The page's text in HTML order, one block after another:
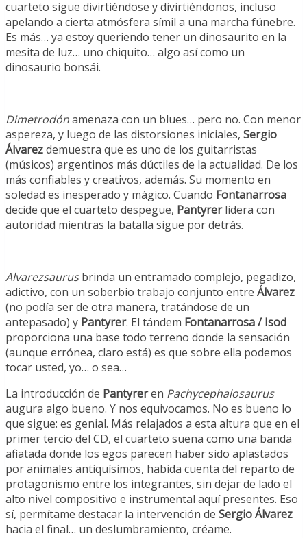
cuarteto sigue divirtiéndose y divirtiéndonos, incluso
apelando a cierta atmósfera símil a una marcha fúnebre.
Es más… ya estoy queriendo tener un dinosaurito en la
mesita de luz… uno chiquito… algo así como un
dinosaurio bonsái.
Dimetrodónamenaza con un blues… pero no. Con menor
aspereza, y luego de las distorsiones iniciales, Sergio
Álvarezdemuestra que es uno de los guitarristas
(músicos) argentinos más dúctiles de la actualidad. De los
más confiables y creativos, además. Su momento en
soledad es inesperado y mágico. Cuando Fontanarrosa
decide que el cuarteto despegue, Pantyrerlidera con
autoridad mientras la batalla sigue por detrás.
Alvarezsaurusbrinda un entramado complejo, pegadizo,
adictivo, con un soberbio trabajo conjunto entre Álvarez
(no podía ser de otra manera, tratándose de un
antepasado) y Pantyrer. El tándem Fontanarrosa / Isod
proporciona una base todo terreno donde la sensación
(aunque errónea, claro está) es que sobre ella podemos
tocar usted, yo… o sea…
La introducción de Pantyreren Pachycephalosaurus
augura algo bueno. Y nos equivocamos. No es bueno lo
que sigue: es genial. Más relajados a esta altura que en el
primer tercio del CD, el cuarteto suena como una banda
afiatada donde los egos parecen haber sido aplastados
por animales antiquísimos, habida cuenta del reparto de
protagonismo entre los integrantes, sin dejar de lado el
alto nivel compositivo e instrumental aquí presentes. Eso
sí, permítame destacar la intervención de Sergio Álvarez
hacia el final… un deslumbramiento, créame.